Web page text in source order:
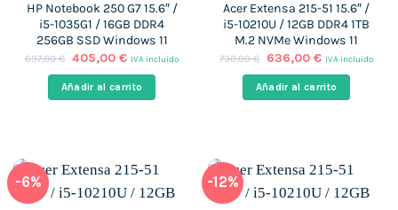
HP Notebook 250 G7 15.6″ /
i5-1035G1 / 16GB DDR4
256GB SSD Windows 11
697,00€ El
original
era:
405,00 €El
actual
es:
IVA incluido
Añadir al carrito
Acer Extensa 215-51 15.6″ /
i5-10210U / 12GB DDR4 1TB
M.2 NVMe Windows 11
730,00€
El
original
era:
636,00 €El
actual
es:
IVA incluido
Añadir al carrito
-6% -12%